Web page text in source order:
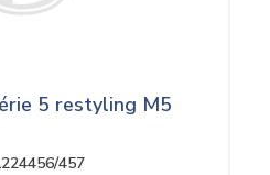
5 restyling M5
457